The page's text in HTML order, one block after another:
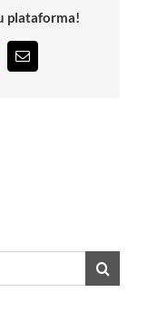
plataforma!
Correo
electrónico